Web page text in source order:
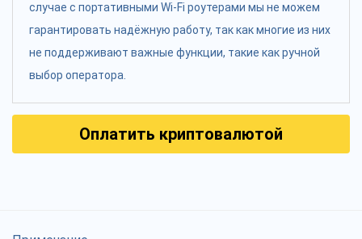
случае с портативными Wi-Fi роутерами мы не можем
гарантировать надёжную работу, так как многие из них
не поддерживают важные функции, такие как ручной
выбор оператора.
Оплатить криптовалютой